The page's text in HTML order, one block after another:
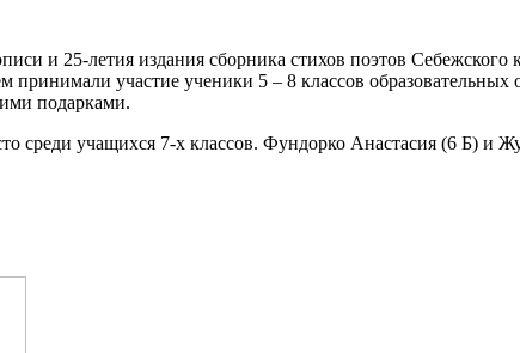
и 25-летия издания сборника стихов поэтов Себежского
участие ученики 5 – 8 классов образовательных
подарками.
среди учащихся 7-х классов. Фундорко Анастасия (6 Б) и